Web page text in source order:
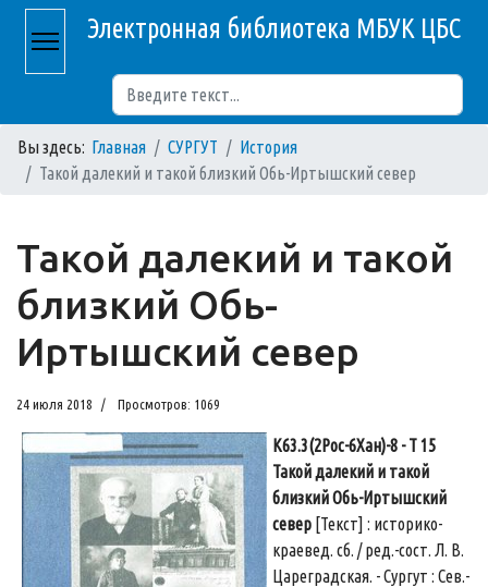
Электронная библиотека МБУК ЦБС
Вы здесь: Главная СУРГУТ
История
Такой далекий и такой близкий Обь-Иртышский север
Такой далекий и такой
близкий Обь-
Иртышский север
24 июля 2018 Просмотров: 1069
К63.3(2Рос-6Хан)-8 - Т 15
Такой далекий и такой
близкий Обь-Иртышский
север [Текст] : историко-
краевед. сб. / ред.-сост. Л. В.
Цареградская. - Сургут : Сев.-